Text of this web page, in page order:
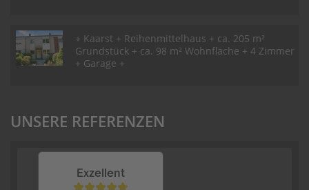
+ Kaarst + Reihenmittelhaus + ca. 205 m²
Grundstück + ca. 98 m² Wohnfläche + 4 Zimmer
+ Garage +
UNSERE REFERENZEN